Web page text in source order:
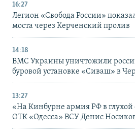
16:27
Легион «Свобода России»
моста через Керченский пролив
14:18
ВМС Украины уничтожили
буровой установке «Сиваш» в
13:27
«На Кинбурне армия РФ в
ОТК «Одесса» ВСУ Денис